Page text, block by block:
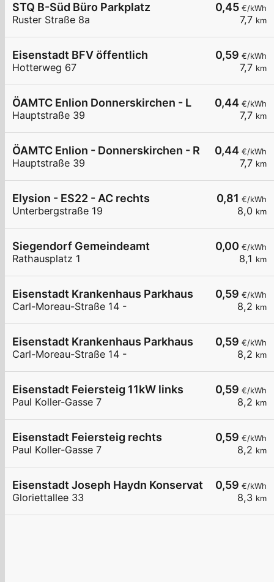
0,45 €/kWh
7,7 km
STQ B-Süd Büro Parkplatz
Ruster Straße 8a
0,59 €/kWh
7,7 km
Eisenstadt BFV öffentlich
Hotterweg 67
0,44 €/kWh
7,7 km
ÖAMTC Enlion Donnerskirchen - L
Hauptstraße 39
0,44 €/kWh
7,7 km
ÖAMTC Enlion - Donnerskirchen - R
Hauptstraße 39
0,81 €/kWh
8,0 km
Elysion - ES22 - AC rechts
Unterbergstraße 19
0,00 €/kWh
8,1 km
Siegendorf Gemeindeamt
Rathausplatz 1
0,59 €/kWh
8,2 km
Eisenstadt Krankenhaus Parkhaus
Carl-Moreau-Straße 14 -
0,59 €/kWh
8,2 km
Eisenstadt Krankenhaus Parkhaus
Carl-Moreau-Straße 14 -
0,59 €/kWh
8,2 km
Eisenstadt Feiersteig 11kW links
Paul Koller-Gasse 7
0,59 €/kWh
8,2 km
Eisenstadt Feiersteig rechts
Paul Koller-Gasse 7
0,59 €/kWh
8,3 km
Eisenstadt Joseph Haydn Konservatorium
Gloriettallee 33